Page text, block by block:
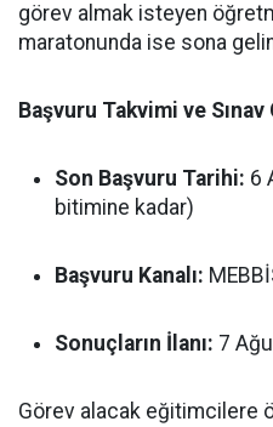
görev almak isteyen
maratonunda ise sona
Başvuru Takvimi ve
Son Başvuru Tarihi: 6
bitimine kadar)
Başvuru Kanalı:
Sonuçların İlanı: 7
Görev alacak eğitimcilere